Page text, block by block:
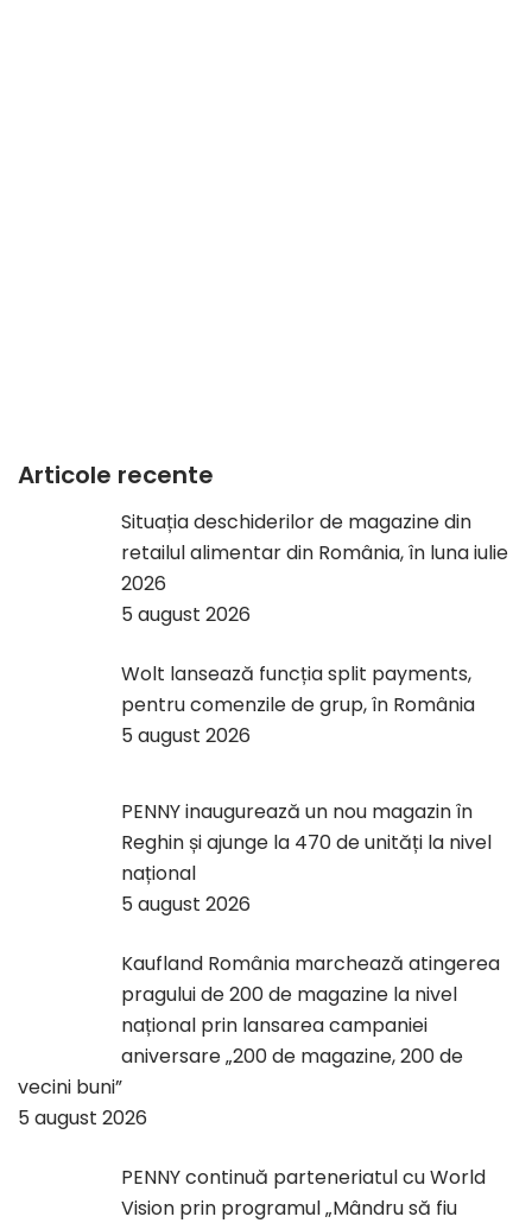
Articole recente
Situația deschiderilor de magazine din
retailul alimentar din România, în luna iulie
2026
5 august 2026
Wolt lansează funcția split payments,
pentru comenzile de grup, în România
5 august 2026
PENNY inaugurează un nou magazin în
Reghin și ajunge la 470 de unități la nivel
național
5 august 2026
Kaufland România marchează atingerea
pragului de 200 de magazine la nivel
național prin lansarea campaniei
aniversare „200 de magazine, 200 de
vecini buni”
5 august 2026
PENNY continuă parteneriatul cu World
Vision prin programul „Mândru să fiu